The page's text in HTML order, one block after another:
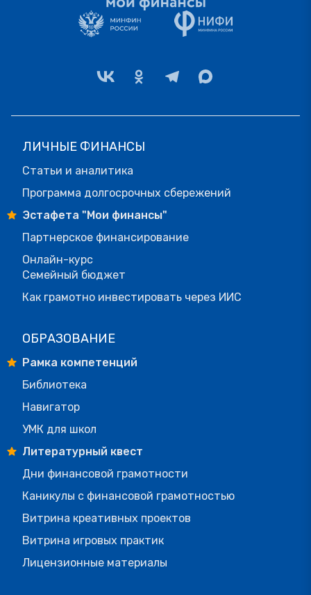
ЛИЧНЫЕ ФИНАНСЫ
Статьи и аналитика
Программа долгосрочных сбережений
Эстафета "Мои финансы"
Партнерское финансирование
Онлайн-курс
Семейный бюджет
Как грамотно инвестировать через ИИС
ОБРАЗОВАНИЕ
Рамка компетенций
Библиотека
Навигатор
УМК для школ
Литературный квест
Дни финансовой грамотности
Каникулы с финансовой грамотностью
Витрина креативных проектов
Витрина игровых практик
Лицензионные материалы